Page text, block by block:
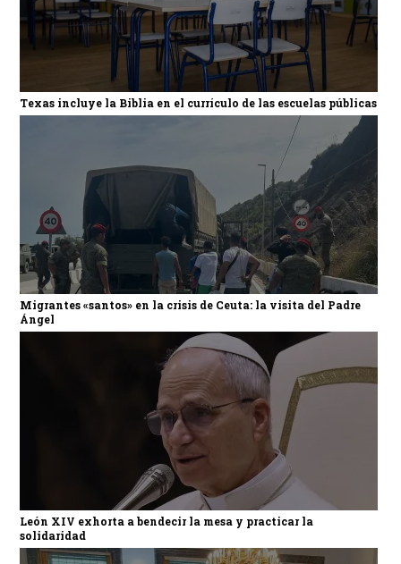
Texas incluye la Biblia en el currículo de las escuelas públicas
Migrantes «santos» en la crisis de Ceuta: la visita del Padre
Ángel
León XIV exhorta a bendecir la mesa y practicar la
solidaridad